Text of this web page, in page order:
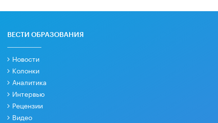
ВЕСТИ ОБРАЗОВАНИЯ
Новости
Колонки
Аналитика
Интервью
Рецензии
Видео